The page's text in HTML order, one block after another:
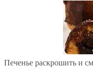
Печенье раскрошить и